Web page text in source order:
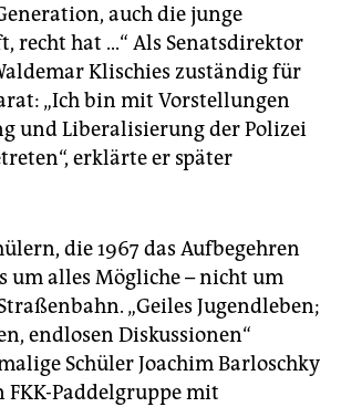
auch die junge
recht hat ...“ Als Senatsdirektor
Klischies zuständig für
„Ich bin mit Vorstellungen
und Liberalisierung der Polizei
erklärte er später
die 1967 das Aufbegehren
um alles Mögliche – nicht um
„Geiles Jugendleben;
endlosen Diskussionen“
Schüler Joachim Barloschky
FKK-Paddelgruppe mit